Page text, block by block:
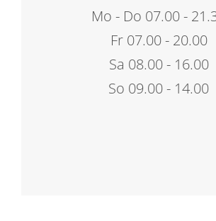
Mo - Do 07.00 -
Fr 07.00 - 20.00
Sa 08.00 - 16.00
So 09.00 - 14.00